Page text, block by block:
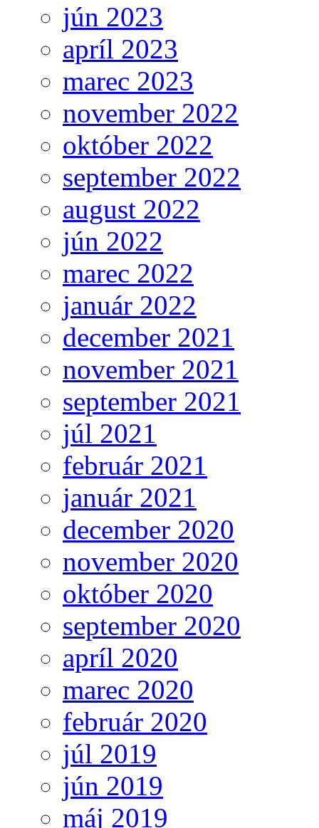
jún 2023
apríl 2023
marec 2023
november 2022
október 2022
september 2022
august 2022
jún 2022
marec 2022
január 2022
december 2021
november 2021
september 2021
júl 2021
február 2021
január 2021
december 2020
november 2020
október 2020
september 2020
apríl 2020
marec 2020
február 2020
júl 2019
jún 2019
máj 2019